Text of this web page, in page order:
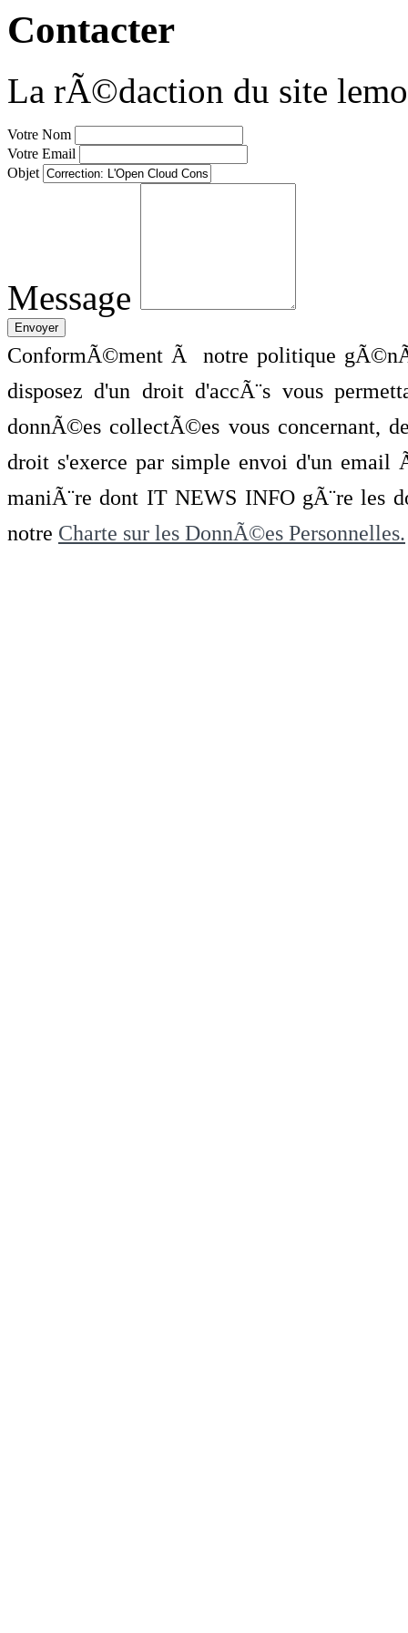
Contacter
La rÃ©daction du site
Votre Nom
Votre Email
Objet
Message
ConformÃ©ment Ã notre politique
disposez d'un droit d'accÃ¨s vous
donnÃ©es collectÃ©es vous concernant,
droit s'exerce par simple envoi d'un
maniÃ¨re dont IT NEWS INFO gÃ¨re les
notre Charte sur les DonnÃ©es Personnelles.